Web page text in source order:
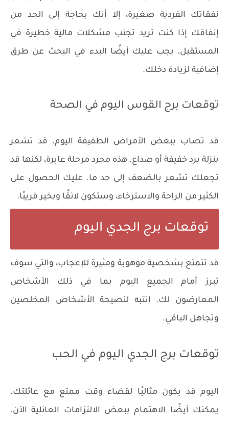
نفقاتك الفردية صغيرة، إلا أنك بحاجة إلى الحد من
إنفاقك إذا كنت تريد تجنب مشكلات مالية خطيرة في
المستقبل. يجب عليك أيضًا البدء في البحث عن طرق
إضافية لزيادة دخلك.
توقعات برج القوس اليوم في الصحة
قد تصاب ببعض الأمراض الطفيفة اليوم. قد تشعر
بنزلة برد خفيفة أو صداع. هذه مجرد مرحلة عابرة، لكنها قد
تجعلك تشعر بالضعف إلى حد ما. عليك الحصول على
الكثير من الراحة والاسترخاء، وستكون لائقًا وبخير قريبًا.
توقعات برج الجدي اليوم
قد تتمتع بشخصية موهوبة ومثيرة للإعجاب، والتي سوف
تبرز أمام الجميع اليوم بما في ذلك الأشخاص
المعارضون لك. انتبه لنصيحة الأشخاص المخلصين
وتجاهل الباقي.
توقعات برج الجدي اليوم في الحب
اليوم قد يكون مثاليًا لقضاء وقت ممتع مع عائلتك.
يمكنك أيضًا الاهتمام ببعض الالتزامات العائلية الآن.